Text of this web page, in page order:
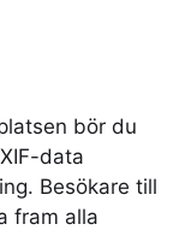
bör du
data
Besökare till
fram alla